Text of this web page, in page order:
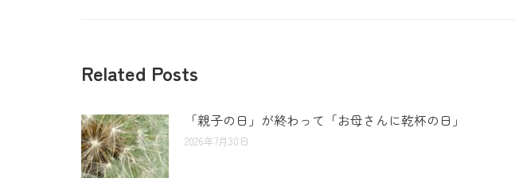
Related Posts
「親子の日」が終わって「お母さんに乾杯の日」
2026年7月30日